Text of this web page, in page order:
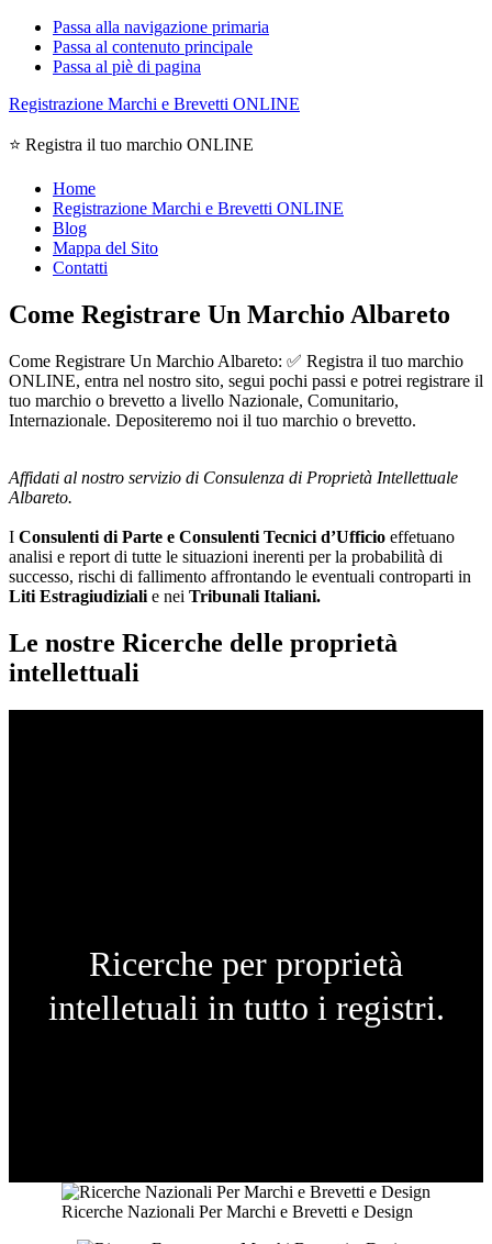
Passa alla navigazione primaria
Passa al contenuto principale
Passa al piè di pagina
Registrazione Marchi e Brevetti ONLINE
⭐ Registra il tuo marchio ONLINE
Home
Registrazione Marchi e Brevetti ONLINE
Blog
Mappa del Sito
Contatti
Come Registrare Un Marchio Albareto
Come Registrare Un Marchio Albareto: ✅ Registra il tuo marchio
ONLINE, entra nel nostro sito, segui pochi passi e potrei registrare il
tuo marchio o brevetto a livello Nazionale, Comunitario,
Internazionale. Depositeremo noi il tuo marchio o brevetto.
Affidati al nostro servizio di Consulenza di Proprietà Intellettuale
Albareto.
I Consulenti di Parte e Consulenti Tecnici d’Ufficio effetuano
analisi e report di tutte le situazioni inerenti per la probabilità di
successo, rischi di fallimento affrontando le eventuali controparti in
Liti Estragiudiziali e nei Tribunali Italiani.
Le nostre Ricerche delle proprietà
intellettuali
Ricerche per proprietà
intelletuali in tutto i registri.
Ricerche Nazionali Per Marchi e Brevetti e Design